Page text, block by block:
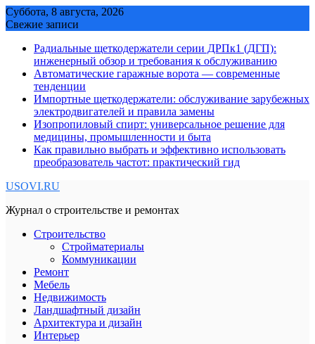
Skip
to
Суббота, 8 августа, 2026
Свежие записи
Радиальные щеткодержатели серии ДРПк1 (ДГП):
инженерный обзор и требования к обслуживанию
Автоматические гаражные ворота — современные
тенденции
Импортные щеткодержатели: обслуживание зарубежных
электродвигателей и правила замены
Изопропиловый спирт: универсальное решение для
медицины, промышленности и быта
Как правильно выбрать и эффективно использовать
преобразователь частот: практический гид
USOVI.RU
Журнал о строительстве и ремонтах
Строительство
Стройматериалы
Коммуникации
Ремонт
Мебель
Недвижимость
Ландшафтный дизайн
Архитектура и дизайн
Интерьер